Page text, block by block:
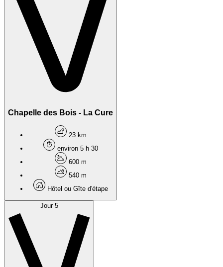
Chapelle des Bois - La Cure
23 km
environ 5 h 30
600 m
540 m
Hôtel ou Gîte d'étape
Jour 5